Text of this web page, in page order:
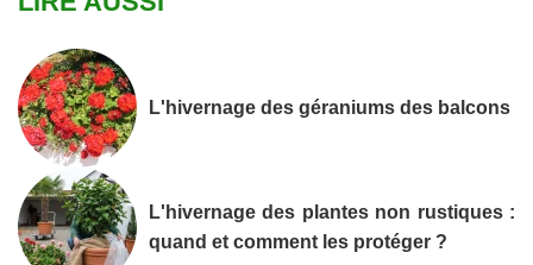
L'hivernage des géraniums des balcons
L'hivernage des plantes non rustiques :
quand et comment les protéger ?